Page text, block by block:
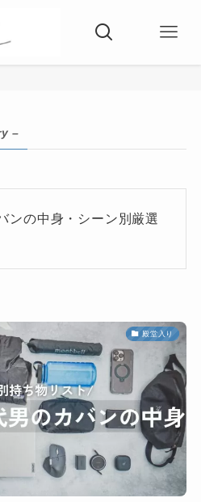
–
ンの中身・シーン別厳選
殿堂入り